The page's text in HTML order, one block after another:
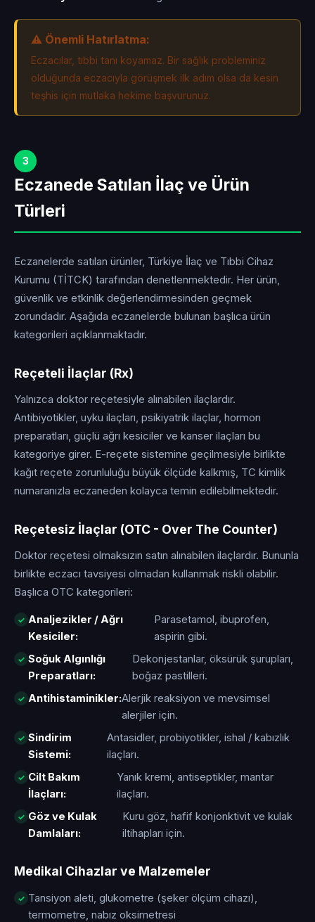
⚠️ Önemli Hatırlatma:
Eczacılar, tıbbi tanı koyamaz. Bir sağlık probleminiz
olduğunda eczacıyla görüşmek ilk adım olsa da kesin
teşhis için mutlaka hekime başvurunuz.
3
Eczanede Satılan İlaç ve Ürün
Türleri
Eczanelerde satılan ürünler, Türkiye İlaç ve Tıbbi Cihaz
Kurumu (TİTCK) tarafından denetlenmektedir. Her ürün,
güvenlik ve etkinlik değerlendirmesinden geçmek
zorundadır. Aşağıda eczanelerde bulunan başlıca ürün
kategorileri açıklanmaktadır.
Reçeteli İlaçlar (Rx)
Yalnızca doktor reçetesiyle alınabilen ilaçlardır.
Antibiyotikler, uyku ilaçları, psikiyatrik ilaçlar, hormon
preparatları, güçlü ağrı kesiciler ve kanser ilaçları bu
kategoriye girer. E-reçete sistemine geçilmesiyle birlikte
kağıt reçete zorunluluğu büyük ölçüde kalkmış, TC kimlik
numaranızla eczaneden kolayca temin edilebilmektedir.
Reçetesiz İlaçlar (OTC - Over The Counter)
Doktor reçetesi olmaksızın satın alınabilen ilaçlardır. Bununla
birlikte eczacı tavsiyesi olmadan kullanmak riskli olabilir.
Başlıca OTC kategorileri:
Analjezikler / Ağrı
Kesiciler:
Parasetamol, ibuprofen,
aspirin gibi.
Soğuk Algınlığı
Preparatları:
Dekonjestanlar, öksürük şurupları,
boğaz pastilleri.
Antihistaminikler:Alerjik reaksiyon ve mevsimsel
alerjiler için.
Sindirim
Sistemi:
Antasidler, probiyotikler, ishal / kabızlık
ilaçları.
Cilt Bakım
İlaçları:
Yanık kremi, antiseptikler, mantar
ilaçları.
Göz ve Kulak
Damlaları:
Kuru göz, hafif konjonktivit ve kulak
iltihapları için.
Medikal Cihazlar ve Malzemeler
Tansiyon aleti, glukometre (şeker ölçüm cihazı),
termometre, nabız oksimetresi